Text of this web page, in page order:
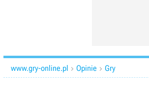
www.gry-online.pl  Opinie  Gry